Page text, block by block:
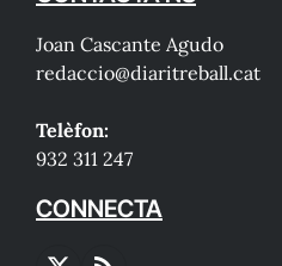
Joan Cascante Agudo
redaccio@diaritreball.cat
Telèfon:
932 311 247
CONNECTA